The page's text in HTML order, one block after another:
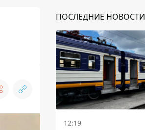
ПОСЛЕДНИЕ НОВОСТИ
12:19